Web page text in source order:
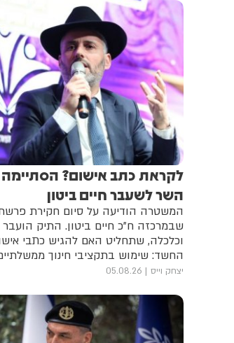
לקראת כתב אישום?
השר לשעבר חיים ביטון
המשטרה הודיעה על סיום חקירת
שבמרכזה ח"כ חיים ביטון. התיק הועבר
וכלכלה, שתחליט האם להגיש כתבי
החשד: שימוש בתקציבי חינוך
המפלגתי
יצחק וייס 05.08.26